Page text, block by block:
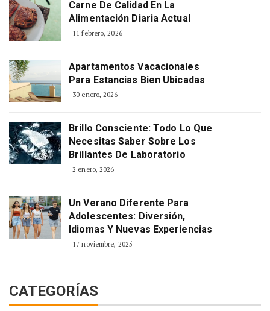
Carne De Calidad En La
Alimentación Diaria Actual
11 febrero, 2026
Apartamentos Vacacionales
Para Estancias Bien Ubicadas
30 enero, 2026
Brillo Consciente: Todo Lo Que
Necesitas Saber Sobre Los
Brillantes De Laboratorio
2 enero, 2026
Un Verano Diferente Para
Adolescentes: Diversión,
Idiomas Y Nuevas Experiencias
17 noviembre, 2025
CATEGORÍAS